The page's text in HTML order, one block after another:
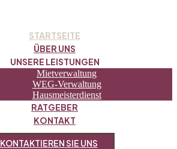
STARTSEITE
ÜBER UNS
UNSERE LEISTUNGEN
Mietverwaltung
WEG-Verwaltung
Hausmeisterdienst
RATGEBER
KONTAKT
KONTAKTIERENSIE UNS